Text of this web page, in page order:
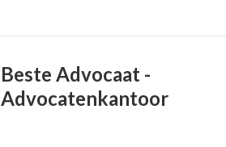
Beste Advocaat -
Advocatenkantoor